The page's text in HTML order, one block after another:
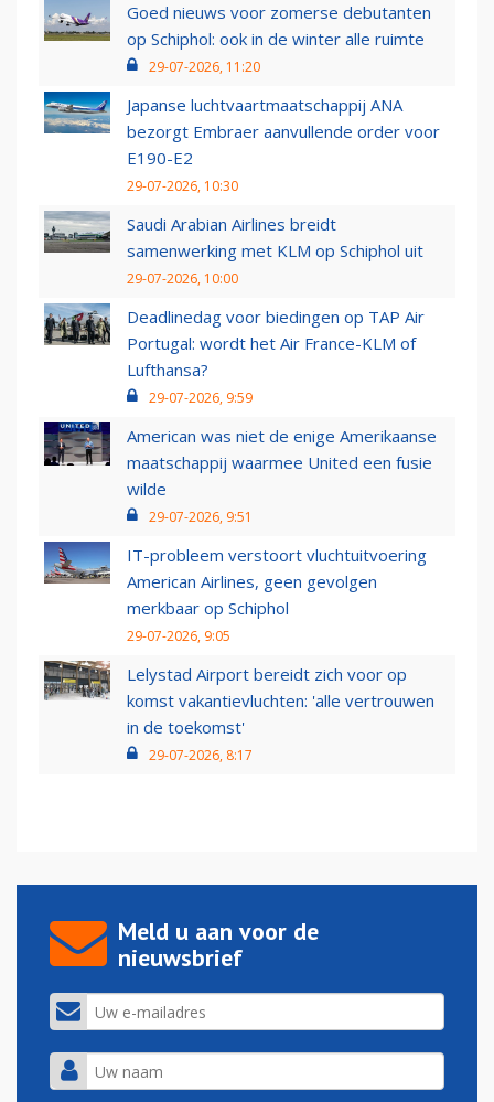
Goed nieuws voor zomerse debutanten
op Schiphol: ook in de winter alle ruimte
29-07-2026, 11:20
Japanse luchtvaartmaatschappij ANA
bezorgt Embraer aanvullende order voor
E190-E2
29-07-2026, 10:30
Saudi Arabian Airlines breidt
samenwerking met KLM op Schiphol uit
29-07-2026, 10:00
Deadlinedag voor biedingen op TAP Air
Portugal: wordt het Air France-KLM of
Lufthansa?
29-07-2026, 9:59
American was niet de enige Amerikaanse
maatschappij waarmee United een fusie
wilde
29-07-2026, 9:51
IT-probleem verstoort vluchtuitvoering
American Airlines, geen gevolgen
merkbaar op Schiphol
29-07-2026, 9:05
Lelystad Airport bereidt zich voor op
komst vakantievluchten: 'alle vertrouwen
in de toekomst'
29-07-2026, 8:17
Meld u aan voor de
nieuwsbrief